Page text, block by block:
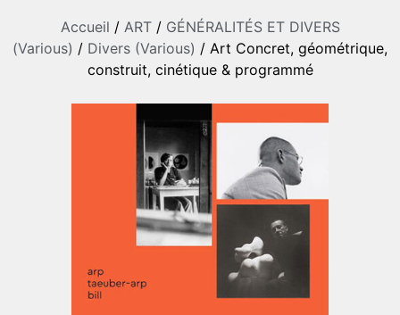
Accueil / ART/ GÉNÉRALITÉS ET DIVERS
(Various) / Divers (Various) / Art Concret, géométrique,
construit, cinétique & programmé